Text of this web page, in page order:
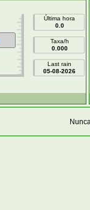
Última hora
0.0
Taxa/h
0.000
Last rain
05-08-2026